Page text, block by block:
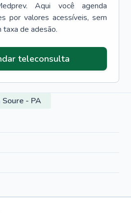
Aqui você agenda
por valores acessíveis, sem
de adesão.
teleconsulta
- PA